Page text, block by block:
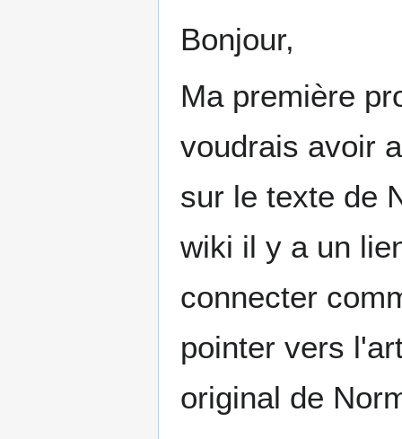
Bonjour,
Ma première
voudrais avoir
sur le texte de
wiki il y a un
connecter
pointer vers
original de